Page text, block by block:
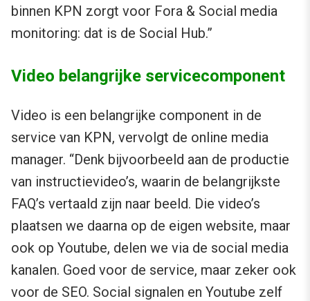
binnen KPN zorgt voor Fora & Social media
monitoring: dat is de Social Hub.”
Video belangrijke servicecomponent
Video is een belangrijke component in de
service van KPN, vervolgt de online media
manager. “Denk bijvoorbeeld aan de productie
van instructievideo’s, waarin de belangrijkste
FAQ’s vertaald zijn naar beeld. Die video’s
plaatsen we daarna op de eigen website, maar
ook op Youtube, delen we via de social media
kanalen. Goed voor de service, maar zeker ook
voor de SEO. Social signalen en Youtube zelf